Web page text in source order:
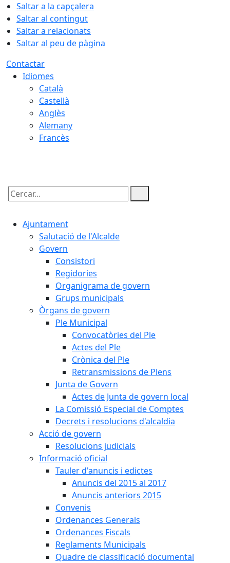
Saltar a la capçalera
Saltar al contingut
Saltar a relacionats
Saltar al peu de pàgina
Contactar
Idiomes
Català
Castellà
Anglès
Alemany
Francès
Cercar:
Ajuntament
Salutació de l'Alcalde
Govern
Consistori
Regidories
Organigrama de govern
Grups municipals
Òrgans de govern
Ple Municipal
Convocatòries del Ple
Actes del Ple
Crònica del Ple
Retransmissions de Plens
Junta de Govern
Actes de Junta de govern local
La Comissió Especial de Comptes
Decrets i resolucions d'alcaldia
Acció de govern
Resolucions judicials
Informació oficial
Tauler d'anuncis i edictes
Anuncis del 2015 al 2017
Anuncis anteriors 2015
Convenis
Ordenances Generals
Ordenances Fiscals
Reglaments Municipals
Quadre de classificació documental